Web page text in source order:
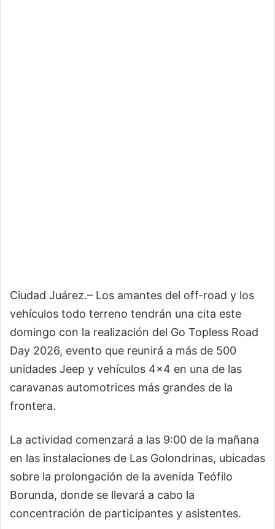
Ciudad Juárez.– Los amantes del off-road y los
vehículos todo terreno tendrán una cita este
domingo con la realización del Go Topless Road
Day 2026, evento que reunirá a más de 500
unidades Jeep y vehículos 4×4 en una de las
caravanas automotrices más grandes de la
frontera.
La actividad comenzará a las 9:00 de la mañana
en las instalaciones de Las Golondrinas, ubicadas
sobre la prolongación de la avenida Teófilo
Borunda, donde se llevará a cabo la
concentración de participantes y asistentes.